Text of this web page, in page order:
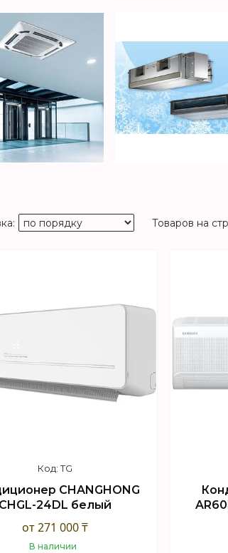
TG
CHANGHONG
24DL белый
от 271 000 ₸
В наличии